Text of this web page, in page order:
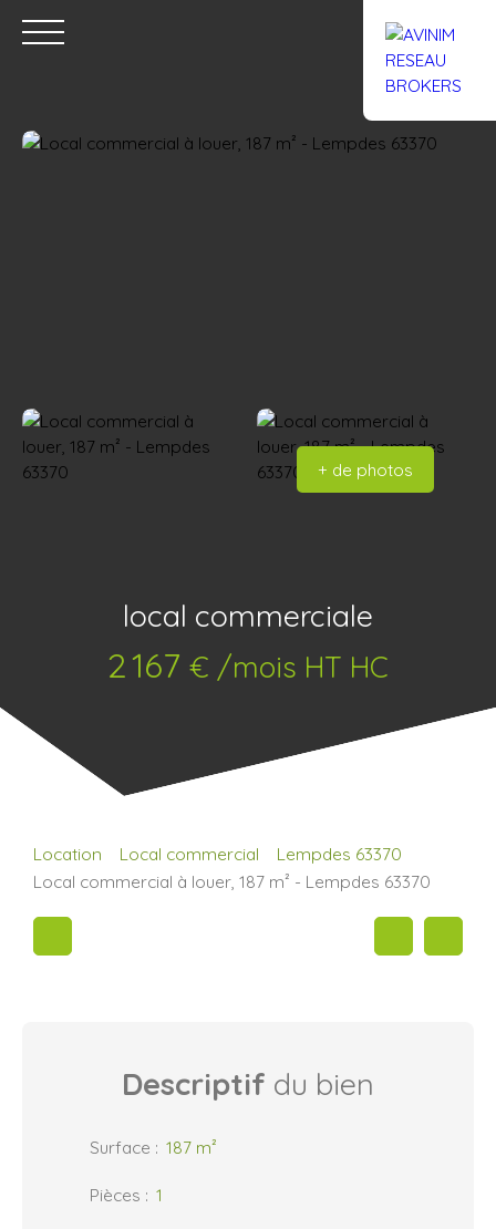
+ de photos
local commerciale
2 167 € /mois HT HC
Location Local commercial
Lempdes 63370
Local commercial à louer, 187 m² - Lempdes 63370
Descriptif du bien
Surface : 187 m²
Pièces : 1